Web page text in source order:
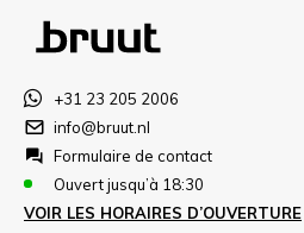
+31 23 205 2006
info@bruut.nl
Formulaire de contact
Ouvert jusqu’à 18:30
VOIR LES HORAIRES D’OUVERTURE